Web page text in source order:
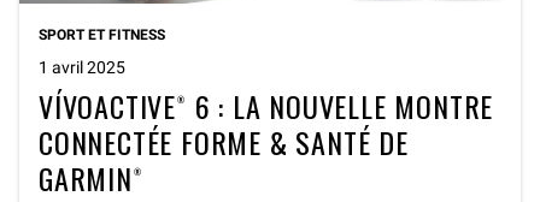
SPORT ET FITNESS
1 avril 2025
VÍVOACTIVE® 6 : LA NOUVELLE MONTRE
CONNECTÉE FORME & SANTÉ DE
GARMIN®